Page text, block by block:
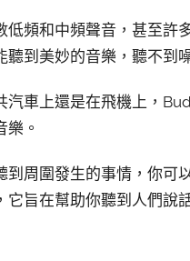
低頻和中頻聲音，甚至許
到美妙的音樂，聽不到
汽車上還是在飛機上，
樂。
到周圍發生的事情，你可
它旨在幫助你聽到人們說